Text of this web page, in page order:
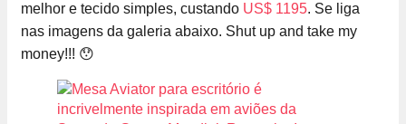
melhor e tecido simples, custando US$ 1195. Se liga
nas imagens da galeria abaixo. Shut up and take my
money!!! 😯